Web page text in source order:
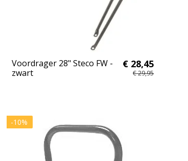
Voordrager 28" Steco FW -
zwart
€ 28,45
€ 29,95
-10%